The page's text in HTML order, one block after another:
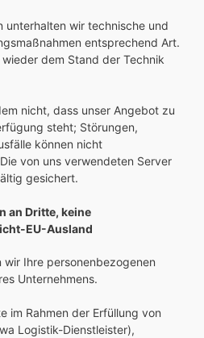
unterhalten wir technische und
entsprechend Art.
dem Stand der Technik
nicht, dass unser Angebot zu
steht; Störungen,
können nicht
von uns verwendeten Server
gesichert.
an Dritte, keine
EU-Ausland
Ihre personenbezogenen
Unternehmens.
im Rahmen der Erfüllung von
Logistik-Dienstleister),